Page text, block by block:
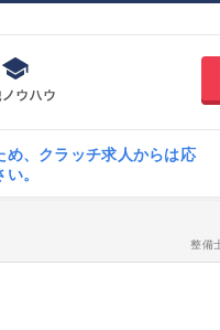
整備
め、クラッチ求人からは応
。